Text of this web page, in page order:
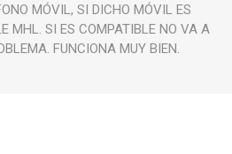
MÓVIL, SI DICHO MÓVIL ES
MHL. SI ES COMPATIBLE NO VA A
FUNCIONA MUY BIEN.